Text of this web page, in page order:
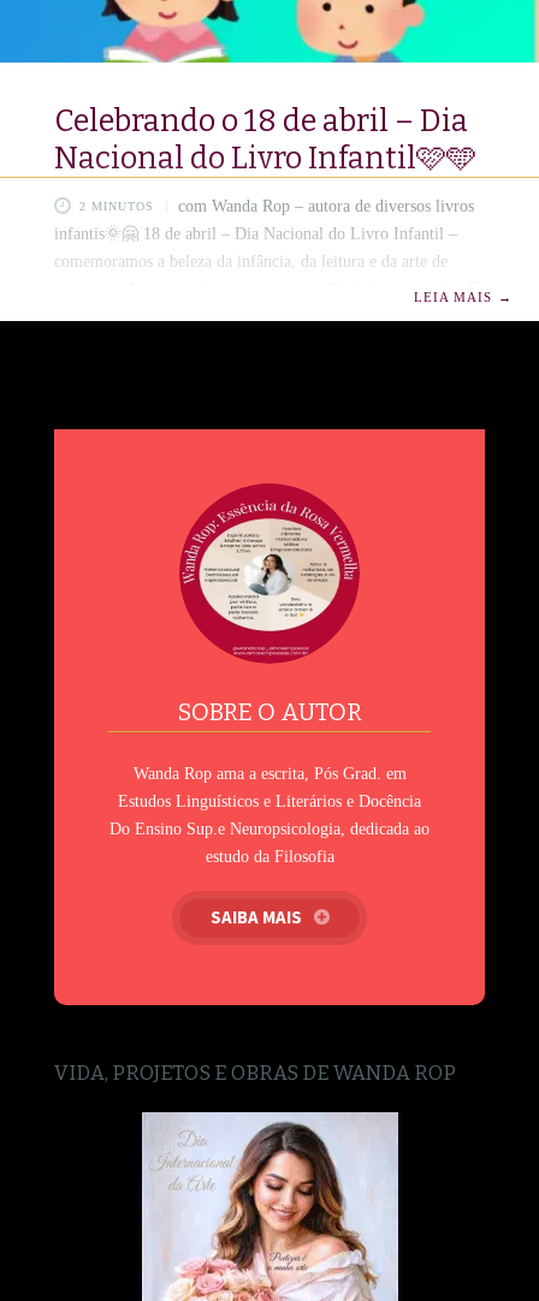
Celebrando o 18 de abril – Dia
Nacional do Livro Infantil🩷🩵
2 MINUTOS
com Wanda Rop – autora de diversos livros
infantis🌞🤗 18 de abril – Dia Nacional do Livro Infantil –
comemoramos a beleza da infância, da leitura e da arte de
tocar corações pequeninos com versos e histórias encantadas.📚
LEIA MAIS →
SOBRE O AUTOR
Wanda Rop ama a escrita, Pós Grad. em
Estudos Linguísticos e Literários e Docência
Do Ensino Sup.e Neuropsicologia, dedicada ao
estudo da Filosofia
SAIBA MAIS
VIDA, PROJETOS E OBRAS DE WANDA ROP